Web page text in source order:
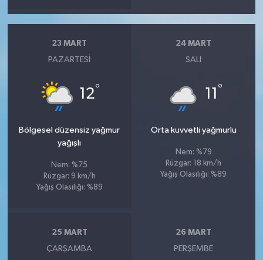
23 MART
PAZARTESI
12°
Bölgesel düzensiz yağmur
yağışlı
Nem: %75
Rüzgar: 9 km/h
Yağış Olasılığı: %89
24 MART
SALI
11 °
Orta kuvvetli yağmurlu
Nem: %79
Rüzgar: 18 km/h
Yağış Olasılığı: %89
25 MART
ÇARŞAMBA
26 MART
PERŞEMBE